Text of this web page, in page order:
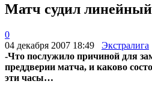
Матч судил
0
04 декабря 2007 18:49
Экстралига
-Что послужило причиной для
преддверии матча, и каково
эти часы…